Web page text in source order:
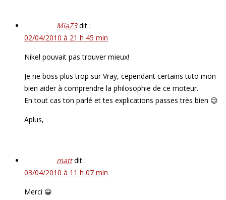
MiaZ3 dit :
02/04/2010 à 21 h 45 min
Nikel pouvait pas trouver mieux!
Je ne boss plus trop sur Vray, cependant certains tuto mon
bien aider à comprendre la philosophie de ce moteur.
En tout cas ton parlé et tes explications passes très bien 😉
Aplus,
matt dit :
03/04/2010 à 11 h 07 min
Merci 😀